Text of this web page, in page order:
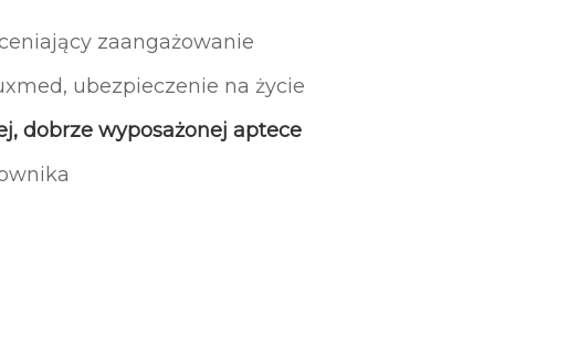
zaangażowanie
ubezpieczenie na życie
dobrze wyposażonej aptece